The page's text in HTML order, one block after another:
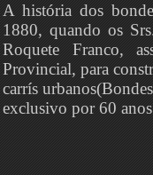
A história dos
1880, quando os
Roquete Franco,
Provincial, para
carrís
exclusivo por 60